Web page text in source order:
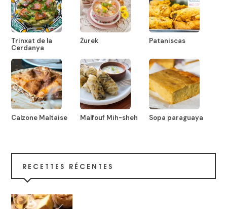
Trinxat de la
Cerdanya
Żurek Pataniscas
Calzone Maltaise Malfouf Mih-sheh Sopa paraguaya
RECETTES RÉCENTES